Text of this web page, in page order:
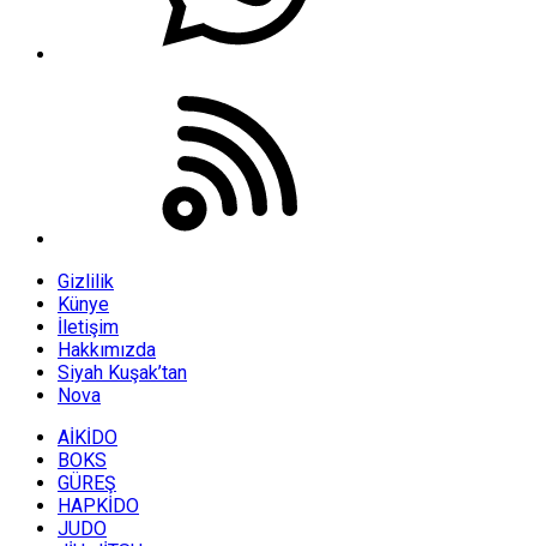
Gizlilik
Künye
İletişim
Hakkımızda
Siyah Kuşak’tan
Nova
AİKİDO
BOKS
GÜREŞ
HAPKİDO
JUDO